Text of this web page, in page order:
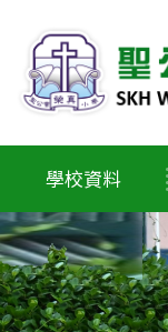
學校資料